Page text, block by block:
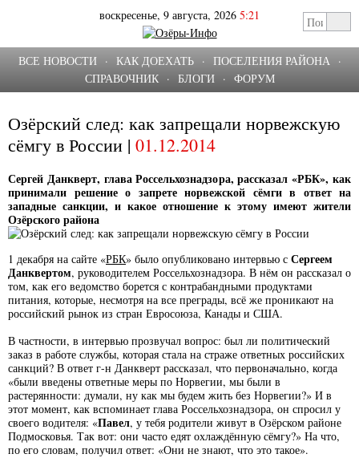
воскресенье, 9 августа, 2026 5:21
ВСЕ НОВОСТИ · КАК ДОЕХАТЬ · ПОСЕЛЕНИЯ РАЙОНА
·
СПРАВОЧНИК
· БЛОГИ · ФОРУМ
Озёрский след: как запрещали норвежскую
сёмгу в России | 01.12.2014
Сергей Данкверт, глава Россельхознадзора, рассказал «РБК», как
принимали решение о запрете норвежской сёмги в ответ на
западные санкции, и какое отношение к этому имеют жители
Озёрского района
1 декабря на сайте «РБК» было опубликовано интервью с Сергеем
Данквертом, руководителем Россельхознадзора. В нём он рассказал о
том, как его ведомство борется с контрабандными продуктами
питания, которые, несмотря на все преграды, всё же проникают на
российский рынок из стран Евросоюза, Канады и США.
В частности, в интервью прозвучал вопрос: был ли политический
заказ в работе службы, которая стала на страже ответных российских
санкций? В ответ г-н Данкверт рассказал, что первоначально, когда
«были введены ответные меры по Норвегии, мы были в
растерянности: думали, ну как мы будем жить без Норвегии?» И в
этот момент, как вспоминает глава Россельхознадзора, он спросил у
своего водителя: «Павел, у тебя родители живут в Озёрском районе
Подмосковья. Так вот: они часто едят охлаждённую сёмгу?» На что,
по его словам, получил ответ: «Они не знают, что это такое».